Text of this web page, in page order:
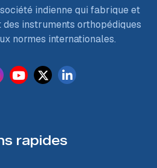
indienne qui fabrique et
instruments orthopédiques
normes internationales.
rapides